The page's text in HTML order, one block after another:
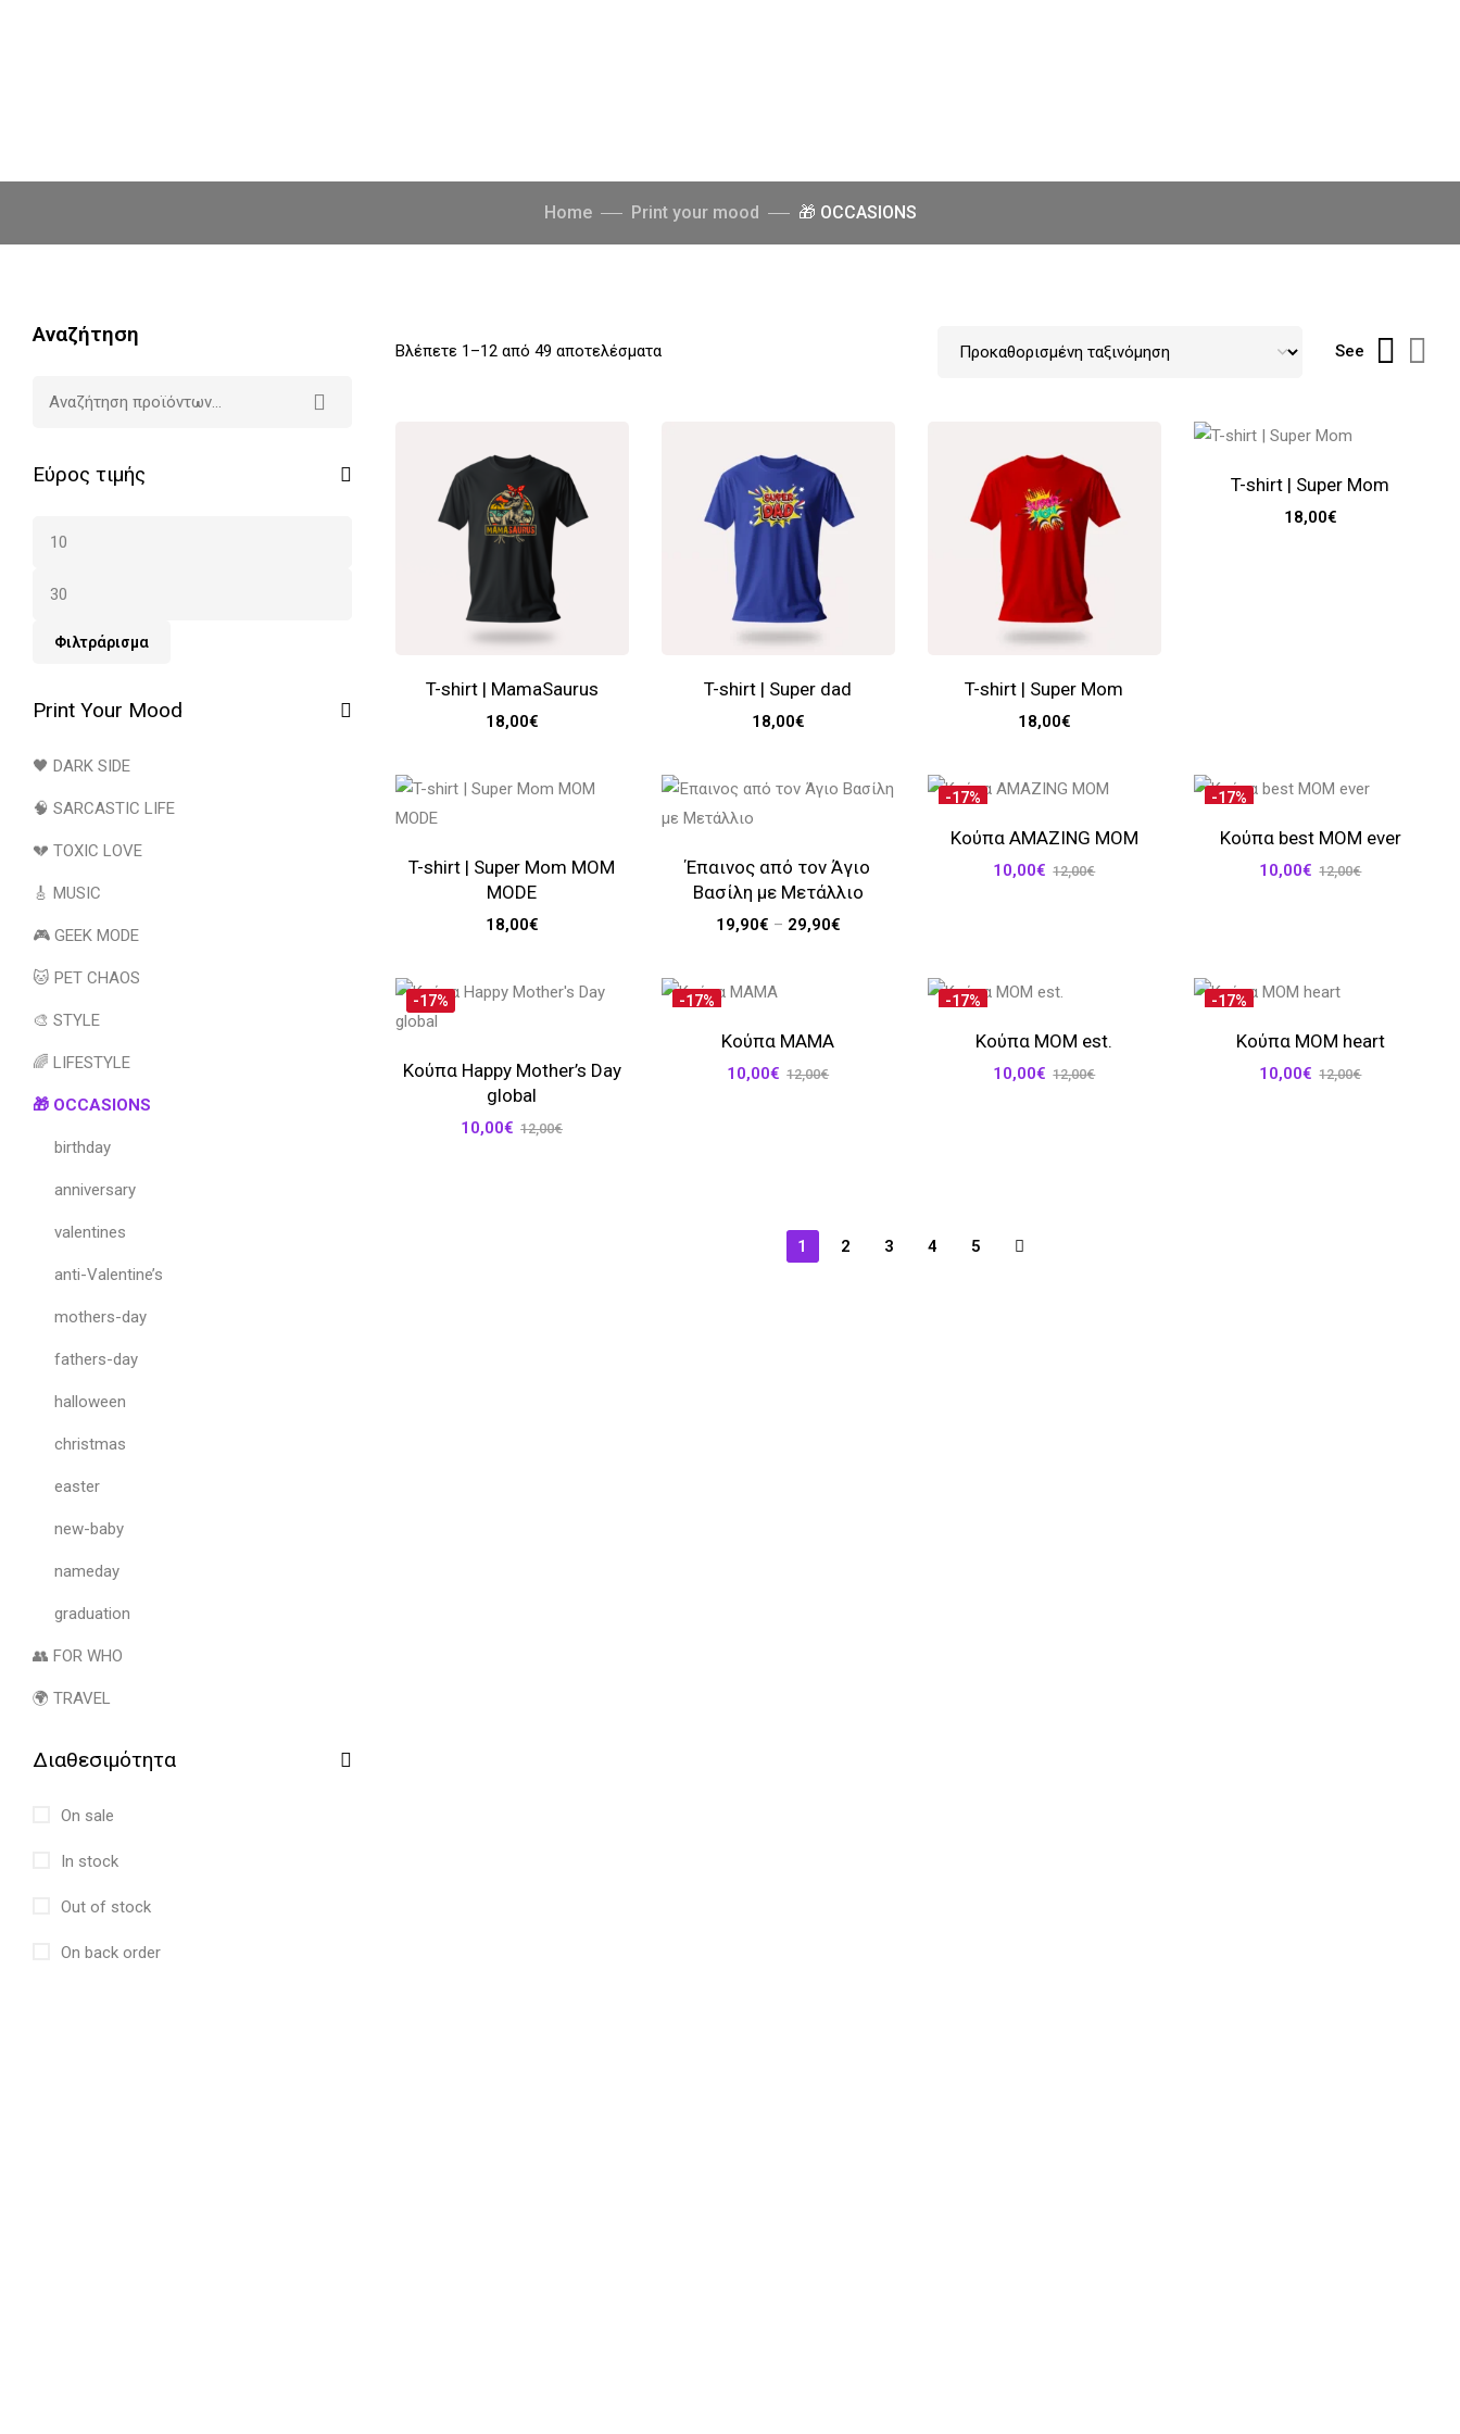
Home Print your mood 🎁 OCCASIONS
Βλέπετε 1–12 από 49 αποτελέσματα See
T-shirt | MamaSaurus
18,00€
T-shirt | Super dad
18,00€
T-shirt | Super Mom
18,00€
T-shirt | Super Mom
18,00€
T-shirt | Super Mom MOM
MODE
18,00€
Έπαινος από τον Άγιο
Βασίλη με Μετάλλιο
19,90€ – 29,90€
-17%
Κούπα AMAZING MOM
10,00€ 12,00€
-17%
Κούπα best MOM ever
10,00€ 12,00€
-17%
Κούπα Happy Mother’s Day
global
10,00€ 12,00€
-17%
Κούπα MAMA
10,00€ 12,00€
-17%
Κούπα MOM est.
10,00€ 12,00€
-17%
Κούπα MOM heart
10,00€ 12,00€
1 2 3 4 5
Αναζήτηση
Εύρος τιμής
Φιλτράρισμα
Print Your Mood
🖤 DARK SIDE
🧠 SARCASTIC LIFE
💔 TOXIC LOVE
🎸 MUSIC
🎮 GEEK MODE
🐱 PET CHAOS
🎨 STYLE
🌈 LIFESTYLE
🎁 OCCASIONS
birthday
anniversary
valentines
anti-Valentine’s
mothers-day
fathers-day
halloween
christmas
easter
new-baby
nameday
graduation
👥 FOR WHO
🌍 TRAVEL
Διαθεσιμότητα
On sale
In stock
Out of stock
On back order